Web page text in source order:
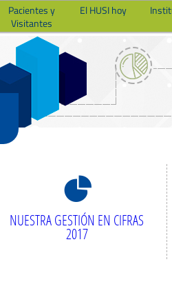
Pacientes y
Visitantes
El HUSI hoy
8
NUESTRA GESTIÓN EN CIFRAS
2017